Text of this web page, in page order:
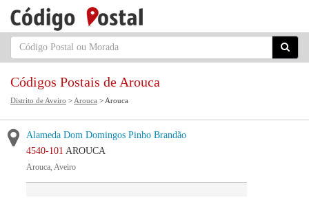
Códigos Postais de Arouca
Distrito de Aveiro > Arouca > Arouca
Alameda Dom Domingos Pinho Brandão
4540-101 AROUCA
Arouca, Aveiro